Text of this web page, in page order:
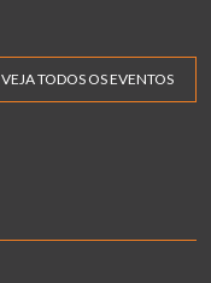
VEJA TODOS OS EVENTOS